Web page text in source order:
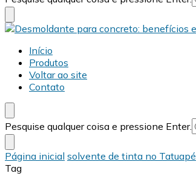
algo?
Desmold
Blog Desmold
Início
Produtos
Voltar ao site
Contato
Procurando
algo?
Pesquise qualquer coisa e pressione Enter.
Página inicial solvente de tinta no Tatuapé
Tag